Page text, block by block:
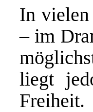
In vielen
– im
liegt
Freiheit.